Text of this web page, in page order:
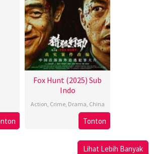
Fox Hunt (2025) Sub
Indo
Action, Crime, Drama, China
2025
Zhang
Tonton
Lihat Lebih Banyak